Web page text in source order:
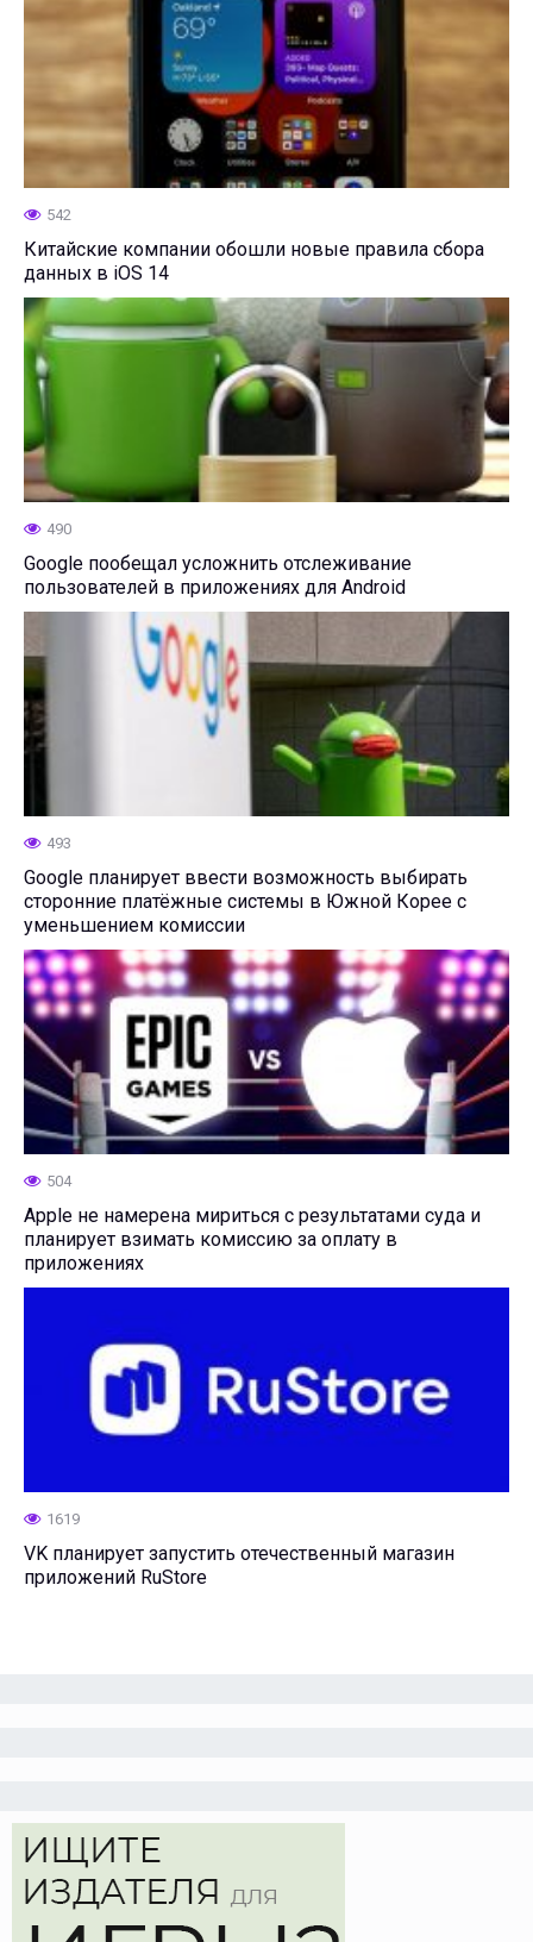
542
Китайские компании обошли новые правила сбора
данных в iOS 14
490
Google пообещал усложнить отслеживание
пользователей в приложениях для Android
493
Google планирует ввести возможность выбирать
сторонние платёжные системы в Южной Корее с
уменьшением комиссии
504
Apple не намерена мириться с результатами суда и
планирует взимать комиссию за оплату в
приложениях
1619
VK планирует запустить отечественный магазин
приложений RuStore